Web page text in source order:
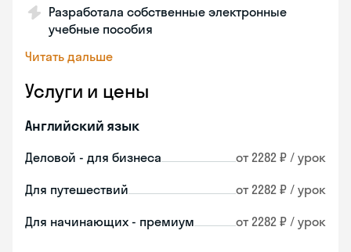
Разработала собственные электронные
учебные пособия
Читать дальше
Услуги и цены
Английский язык
Деловой - для бизнеса от 2282 ₽ / урок
Для путешествий от 2282 ₽ / урок
Для начинающих - премиум от 2282 ₽ / урок